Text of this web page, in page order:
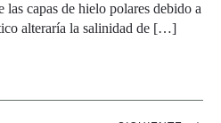
capas de hielo polares debido a
alteraría la salinidad de […]